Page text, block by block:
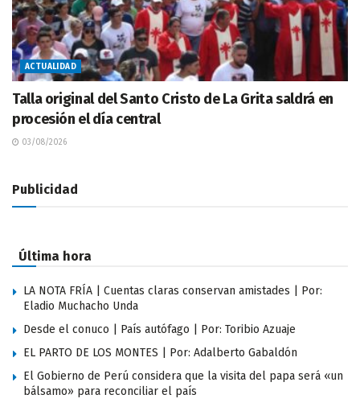
ACTUALIDAD
Talla original del Santo Cristo de La Grita saldrá en
procesión el día central
03/08/2026
Publicidad
Última hora
LA NOTA FRÍA | Cuentas claras conservan amistades | Por:
Eladio Muchacho Unda
Desde el conuco | País autófago | Por: Toribio Azuaje
EL PARTO DE LOS MONTES | Por: Adalberto Gabaldón
El Gobierno de Perú considera que la visita del papa será «un
bálsamo» para reconciliar el país